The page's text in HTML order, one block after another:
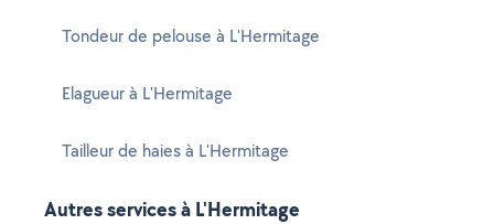
Tondeur de pelouse à L'Hermitage
Elagueur à L'Hermitage
Tailleur de haies à L'Hermitage
Autres services à L'Hermitage